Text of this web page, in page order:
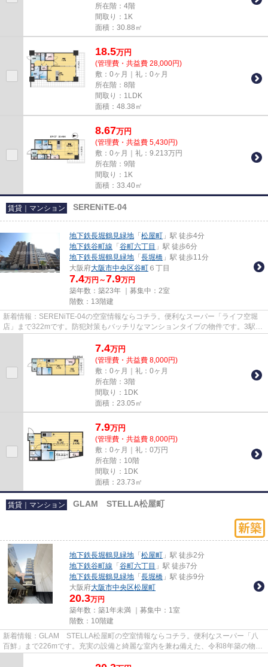
所在階：4階
間取り：1K
面積：30.88㎡
18.5万円
(管理費・共益費 28,000円)
敷：0ヶ月｜礼：0ヶ月
所在階：8階
間取り：1LDK
面積：48.38㎡
8.67万円
(管理費・共益費 5,430円)
敷：0ヶ月｜礼：9.213万円
所在階：9階
間取り：1K
面積：33.40㎡
賃貸｜マンション SERENiTE-04
地下鉄長堀鶴見緑地 「 松屋町 」駅 徒歩4分
地下鉄谷町線 「 谷町六丁目 」駅 徒歩6分
地下鉄長堀鶴見緑地 「 長堀橋 」駅 徒歩11分
大阪府大阪市中央区谷町 ６丁目
7.4万円～7.9万円
築年数：築23年 ｜募集中： 2室
階数：13階建
新着情報：SERENiTE-04の空室情報ならコチラ。便利なスーパー「ライフ空堀
店」まで322mです。防犯対策もバッチリなマンションタイプの物件です。3駅以
7.4万円
(管理費・共益費 8,000円)
敷：0ヶ月｜礼：0ヶ月
所在階：3階
間取り：1DK
面積：23.05㎡
7.9万円
(管理費・共益費 8,000円)
敷：0ヶ月｜礼：0万円
所在階：10階
間取り：1DK
面積：23.73㎡
賃貸｜マンション GLAM STELLA松屋町
地下鉄長堀鶴見緑地 「 松屋町 」駅 徒歩2分
地下鉄谷町線 「 谷町六丁目 」駅 徒歩7分
地下鉄長堀鶴見緑地 「 長堀橋 」駅 徒歩9分
大阪府大阪市中央区松屋町
20.3万円
築年数：築1年未満 ｜募集中： 1室
階数：10階建
新着情報：GLAM STELLA松屋町の空室情報ならコチラ。便利なスーパー「八
百鮮」まで226mです。充実の設備と綺麗な室内を兼ね備えた、令和8年築の物件